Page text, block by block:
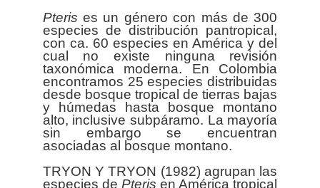
Pteris es un género con más de 300
especies de distribución pantropical,
con ca. 60 especies en América y del
cual no existe ninguna revisión
taxonómica moderna. En Colombia
encontramos 25 especies distribuidas
desde bosque tropical de tierras bajas
y húmedas hasta bosque montano
alto, inclusive subpáramo. La mayoría
sin embargo se encuentran
asociadas al bosque montano.
TRYON Y TRYON (1982) agrupan las
especies de Pteris en América tropical